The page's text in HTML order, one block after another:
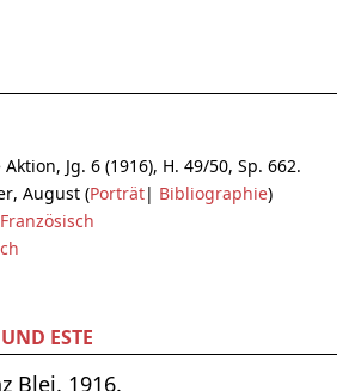
Aktion, Jg. 6 (1916), H. 49/50, Sp. 662.
August (Porträt| Bibliographie)
Französisch
ESTE
Blei. 1916.